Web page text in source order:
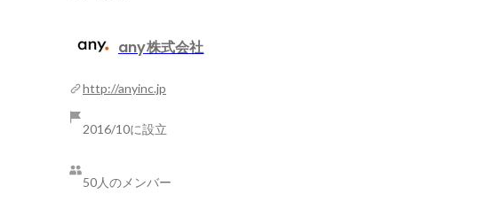
any株式会社
http://anyinc.jp
2016/10に設立
50人のメンバー